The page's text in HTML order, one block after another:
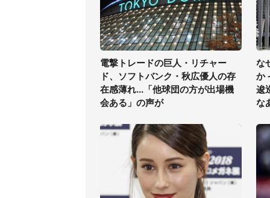
電撃トレードの巨人・リチャー
ド、ソフトバンク・秋広優人の存
在感薄れ...「他球団の方が出場機
会ある」の声が
な
か
逡
な